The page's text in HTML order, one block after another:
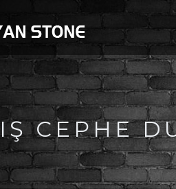
CEPHE